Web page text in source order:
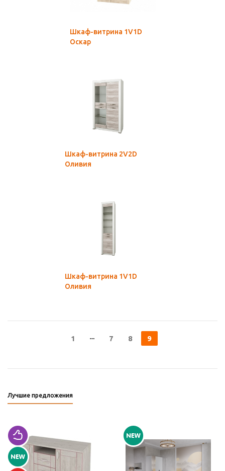
Шкаф-витрина 1V1D
Оскар
Шкаф-витрина 2V2D
Оливия
Шкаф-витрина 1V1D
Оливия
1 7 8 9
Лучшие предложения